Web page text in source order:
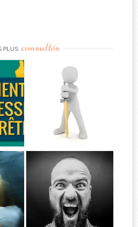
PLUS consultés